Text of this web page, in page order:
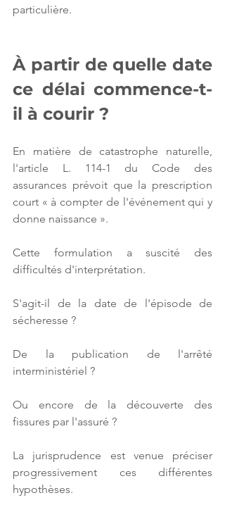
particulière.
À partir de quelle date
ce délai commence-t-
il à courir ?
En matière de catastrophe naturelle,
l'article L. 114-1 du Code des
assurances prévoit que la prescription
court « à compter de l'événement qui y
donne naissance ».
Cette formulation a suscité des
difficultés d'interprétation.
S'agit-il de la date de l'épisode de
sécheresse ?
De la publication de l'arrêté
interministériel ?
Ou encore de la découverte des
fissures par l'assuré ?
La jurisprudence est venue préciser
progressivement ces différentes
hypothèses.